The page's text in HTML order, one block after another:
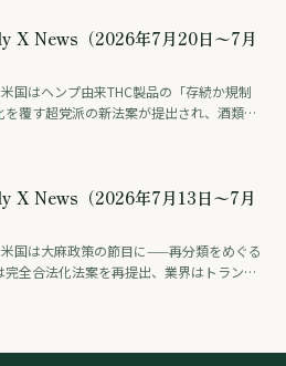
。日本では薬物をめぐる議論番組の後編
X News（2026年7月20日〜7月
国はヘンプ由来THC製品の「存続か規制
覆す超党派の新法案が提出され、酒類業
・健康目的に限り娯楽利用は認めない新
。日本では「大麻解禁は救いか破滅か」
となった。
X News（2026年7月13日〜7月
国は大麻政策の節目に——再分類をめぐる
全合法化法案を再提出、業界はトランプ